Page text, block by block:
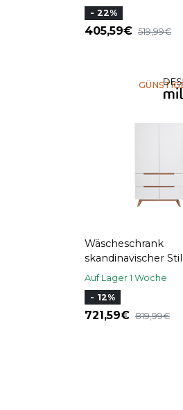
- 22%
405,59 519,99
Wäscheschrank
skandinavischer
helles Holz KELMA
Auf Lager 1 Woche
- 12%
721,59 819,99